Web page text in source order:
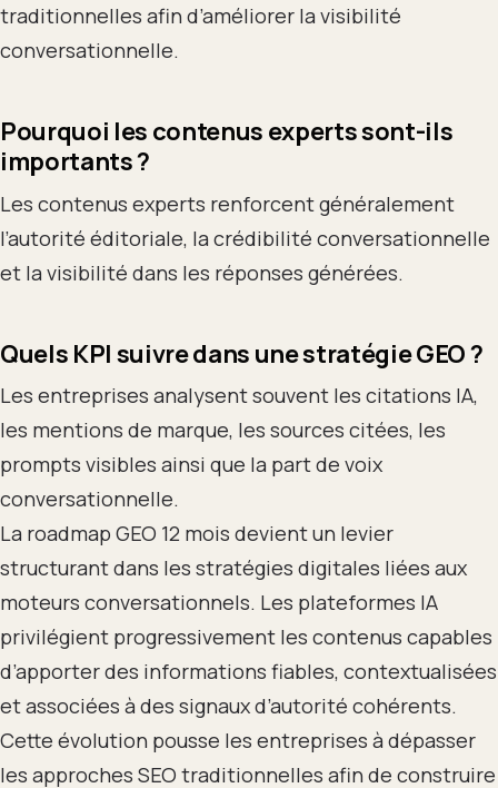
traditionnelles afin d’améliorer la visibilité
conversationnelle.
Pourquoi les contenus experts sont-ils
importants ?
Les contenus experts renforcent généralement
l’autorité éditoriale, la crédibilité conversationnelle
et la visibilité dans les réponses générées.
Quels KPI suivre dans une stratégie GEO ?
Les entreprises analysent souvent les citations IA,
les mentions de marque, les sources citées, les
prompts visibles ainsi que la part de voix
conversationnelle.
La roadmap GEO 12 mois devient un levier
structurant dans les stratégies digitales liées aux
moteurs conversationnels. Les plateformes IA
privilégient progressivement les contenus capables
d’apporter des informations fiables, contextualisées
et associées à des signaux d’autorité cohérents.
Cette évolution pousse les entreprises à dépasser
les approches SEO traditionnelles afin de construire